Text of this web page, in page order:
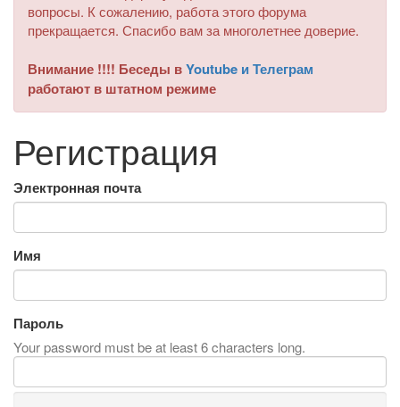
вопросы. К сожалению, работа этого форума
прекращается. Спасибо вам за многолетнее доверие.
Внимание !!!! Беседы вYoutube и Телеграм
работают в штатном режиме
Регистрация
Электронная почта
Имя
Пароль
Your password must be at least 6 characters long.